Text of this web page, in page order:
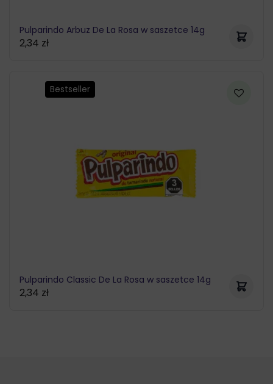
Pulparindo Arbuz De La Rosa w saszetce 14g
2,34 zł
Bestseller
Pulparindo Classic De La Rosa w saszetce 14g
2,34 zł